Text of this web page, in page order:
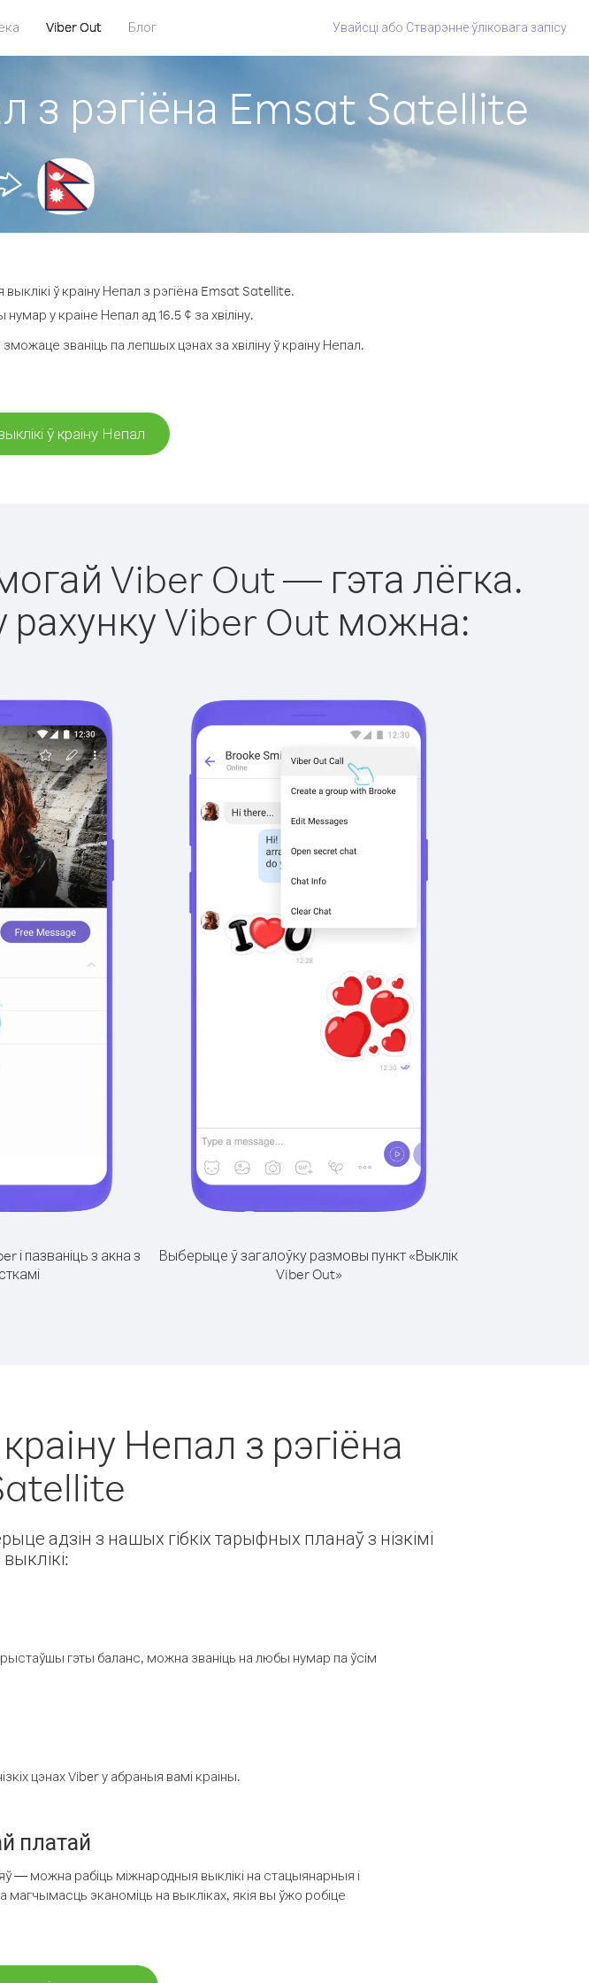
Viber Out Блог Увайсці або Стварэнне ўліковага запісу
з рэгіёна Emsat Satellite
ў краіну Непал з рэгіёна Emsat Satellite.
у краіне Непал ад 16.5 ¢ за хвіліну.
званіць па лепшых цэнах за хвіліну ў краіну Непал.
ў краіну Непал
Viber Out — гэта лёгка.
рахунку Viber Out можна:
і пазваніць з акна з
Выберыце ў загалоўку размовы пункт «Выклік
Viber Out»
Непал з рэгіёна
адзін з нашых гібкіх тарыфных планаў з нізкімі
гэты баланс, можна званіць на любы нумар па ўсім
цэнах Viber у абраныя вамі краіны.
платай
можна рабіць міжнародныя выклікі на стацыянарныя і
магчымасць эканоміць на выкліках, якія вы ўжо робіце